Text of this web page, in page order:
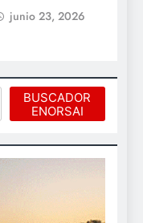
junio 23, 2026
BUSCADOR
ENORSAI